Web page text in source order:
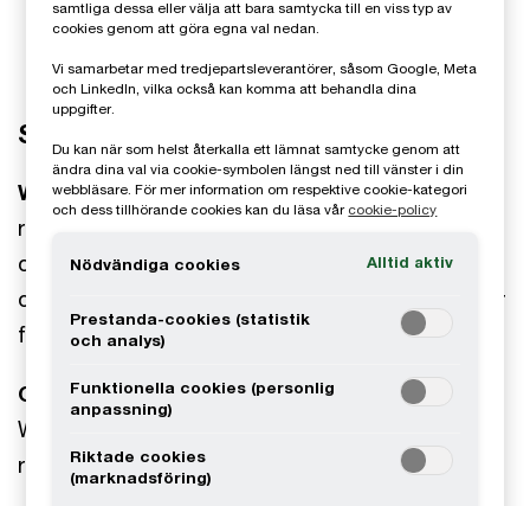
Ska goodwill skrivas av eller inte?
Walter Schuster, professor i redovisning och
revision, fortsätter diskutera goodwill med oss
och i detta avsnitt vrider och vänder vi på frågan
om man ska skriva av goodwill eller inte. Vad talar
för och vad talar emot det ena och det andra?
Gäst:
Walter Schuster, professor i redovisning och
revision, Handelshögskolan
samtliga dessa eller välja att bara samtycka till en viss typ av
cookies genom att göra egna val nedan.
Vi samarbetar med tredjepartsleverantörer, såsom Google, Meta
och LinkedIn, vilka också kan komma att behandla dina
uppgifter.
Du kan när som helst återkalla ett lämnat samtycke genom att
ändra dina val via cookie-symbolen längst ned till vänster i din
webbläsare. För mer information om respektive cookie-kategori
och dess tillhörande cookies kan du läsa vår cookie-policy
Nödvändiga cookies Alltid aktiv
Prestanda-cookies (statistik
och analys)
Funktionella cookies (personlig
anpassning)
Riktade cookies
(marknadsföring)